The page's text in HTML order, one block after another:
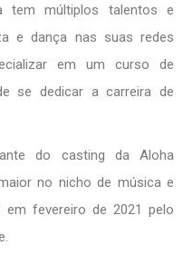
tem múltiplos talentos e
e dança nas suas redes
em um curso de
se dedicar a carreira de
do casting da Aloha
no nicho de música e
em fevereiro de 2021 pelo